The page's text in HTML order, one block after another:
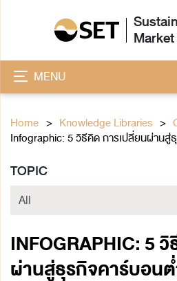
MENU
Home Knowledge Libraries
Infographic: 5 วิธีคิด การเปลี่ยนผ่านสู่
TOPIC
INFOGRAPHIC: 5
ผ่านสู่ธุรกิจคาร์บอน